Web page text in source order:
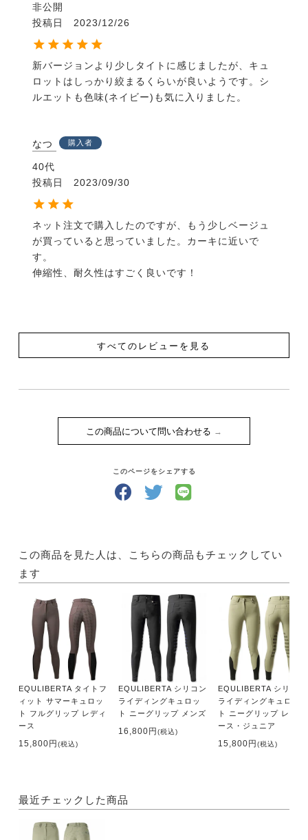
非公開
投稿日
2023/12/26
新バージョンより少しタイトに感じましたが、キュ
ロットはしっかり絞まるくらいが良いようです。シ
ルエットも色味(ネイビー)も気に入りました。
なつ 購入者
40代
投稿日
2023/09/30
ネット注文で購入したのですが、もう少しベージュ
が買っていると思っていました。カーキに近いで
す。
伸縮性、耐久性はすごく良いです！
すべてのレビューを見る
この商品について問い合わせる
このページをシェアする
この商品を見た人は、こちらの商品もチェックしてい
ます
EQULIBERTA タイトフ
ィット サマーキュロッ
ト フルグリップ レディ
ース
15,800円(税込)
EQULIBERTA シリコン
ライディングキュロッ
ト ニーグリップ メンズ
16,800円(税込)
EQULIBERTA シリコン
ライディングキュロッ
ト ニーグリップ レディ
ース・ジュニア
15,800円(税込)
最近チェックした商品